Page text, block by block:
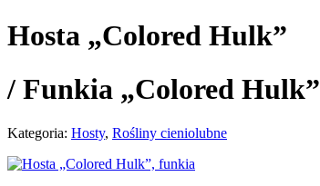
Hosta „Colored Hulk”
/ Funkia „Colored Hulk”
Kategoria: Hosty, Rośliny cieniolubne